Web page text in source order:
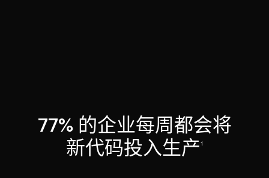
77% 的企业每周都会将
新代码投入生产1